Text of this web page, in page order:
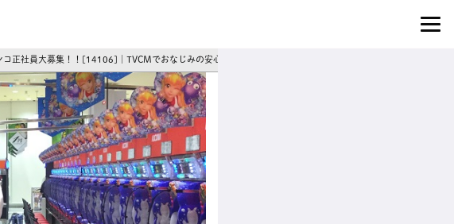
コ正社員大募集！！[14106]｜TVCMでおなじみの安心企業◎賞与年2回＆あなたの成長を全力サポート！パチン